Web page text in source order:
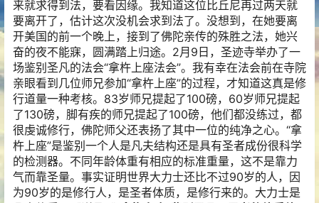
来就求得到法，要看因缘。我知道这位比丘尼再过两天就
要离开了，估计这次没机会求到法了。没想到，在她要离
开美国的前一个晚上，接到了佛陀亲传的殊胜之法，她兴
奋的夜不能寐，圆满踏上归途。2月9日，圣迹寺举办了一
场鉴别圣凡的法会“拿杵上座法会”。我有幸在法会前在寺院
亲眼看到几位师兄参加“拿杵上座”的过程，才知道这真是修
行道量一种考核。83岁师兄提起了100磅，60岁师兄提起
了130磅，脚有疾的师兄提起了100磅，他们都没练过，都
很虔诚修行，佛陀师父还表扬了其中一位的纯净之心。“拿
杵上座”是鉴别一个人是凡夫结构还是具有圣者成份很科学
的检测器。不同年龄体重有相应的标准重量，这不是靠力
气而靠圣量。事实证明世界大力士还比不过90岁的人，因
为90岁的是修行人，是圣者体质，是修行来的。大力士是